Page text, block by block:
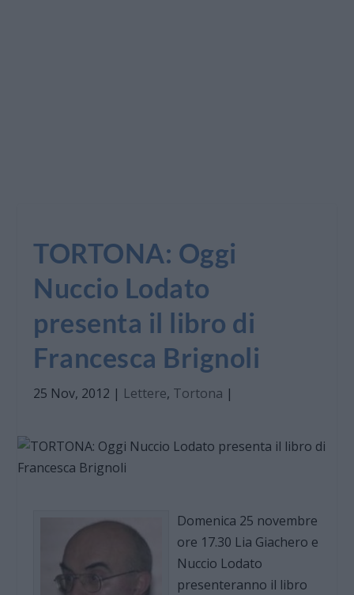
TORTONA: Oggi
Nuccio Lodato
presenta il libro di
Francesca Brignoli
25 Nov, 2012 | Lettere, Tortona |
Domenica 25 novembre
ore 17.30 Lia Giachero e
Nuccio Lodato
presenteranno il libro